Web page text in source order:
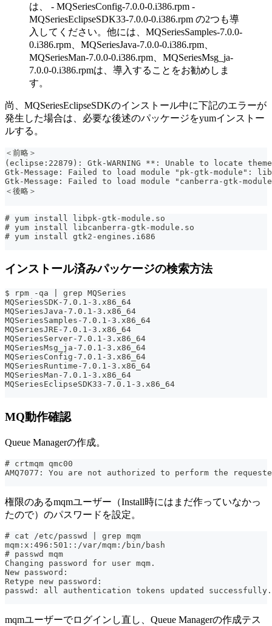
は、 - MQSeriesConfig-7.0.0-0.i386.rpm -
MQSeriesEclipseSDK33-7.0.0-0.i386.rpm の2つも導
入してください。他には、MQSeriesSamples-7.0.0-
0.i386.rpm、MQSeriesJava-7.0.0-0.i386.rpm、
MQSeriesMan-7.0.0-0.i386.rpm、MQSeriesMsg_ja-
7.0.0-0.i386.rpmは、導入することをお勧めしま
す。
尚、MQSeriesEclipseSDKのインストール中に下記のエラーが
発生した場合は、必要な後述のパッケージをyumインストー
ルする。
＜前略＞
(eclipse:22879): Gtk-WARNING **: Unable to locate
Gtk-Message: Failed to load module "pk-gtk-
Gtk-Message: Failed to load module "canberra-gtk-
＜後略＞
# yum install libpk-gtk-module.so
# yum install libcanberra-gtk-module.so
# yum install gtk2-engines.i686
インストール済みパッケージの検索方法
$ rpm -qa | grep MQSeries
MQSeriesSDK-7.0.1-3.x86_64
MQSeriesJava-7.0.1-3.x86_64
MQSeriesSamples-7.0.1-3.x86_64
MQSeriesJRE-7.0.1-3.x86_64
MQSeriesServer-7.0.1-3.x86_64
MQSeriesMsg_ja-7.0.1-3.x86_64
MQSeriesConfig-7.0.1-3.x86_64
MQSeriesRuntime-7.0.1-3.x86_64
MQSeriesMan-7.0.1-3.x86_64
MQSeriesEclipseSDK33-7.0.1-3.x86_64
MQ動作確認
Queue Managerの作成。
# crtmqm qmc00
AMQ7077: You are not authorized to perform the
権限のあるmqmユーザー（Install時にはまだ作っていなかっ
たので）のパスワードを設定。
# cat /etc/passwd | grep mqm
mqm:x:496:501::/var/mqm:/bin/bash
# passwd mqm
Changing password for user mqm.
New password:
Retype new password:
passwd: all authentication tokens updated successfully.
mqmユーザーでログインし直し、Queue Managerの作成テス